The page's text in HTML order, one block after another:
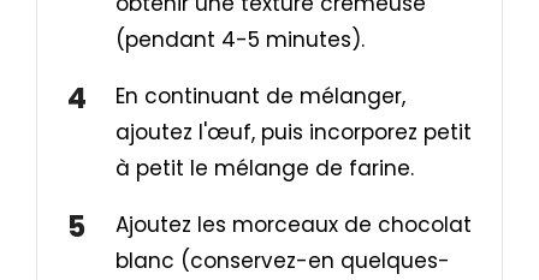
(pendant 4-5 minutes).
En continuant de mélanger,
ajoutez l'œuf, puis incorporez petit
à petit le mélange de farine.
Ajoutez les morceaux de chocolat
blanc (conservez-en quelques-